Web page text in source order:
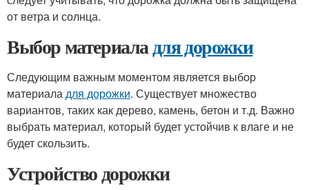
от ветра и солнца.
Выбор материаладля дорожки
Следующим важным моментом является выбор
материаладля дорожки. Существует множество
вариантов, таких как дерево, камень, бетон и т.д. Важно
выбрать материал, который будет устойчив к влаге и не
будет скользить.
Устройство дорожки